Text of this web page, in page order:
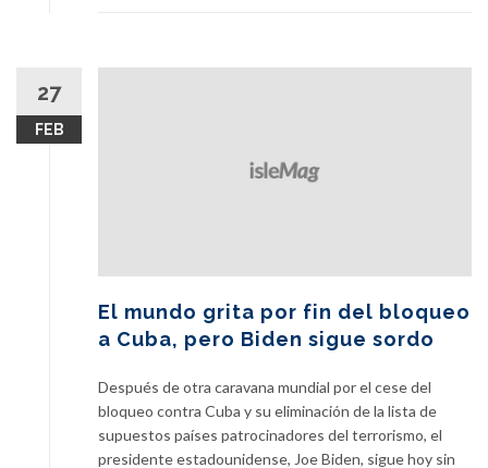
27
FEB
El mundo grita por fin del bloqueo
a Cuba, pero Biden sigue sordo
Después de otra caravana mundial por el cese del
bloqueo contra Cuba y su eliminación de la lista de
supuestos países patrocinadores del terrorismo, el
presidente estadounidense, Joe Biden, sigue hoy sin